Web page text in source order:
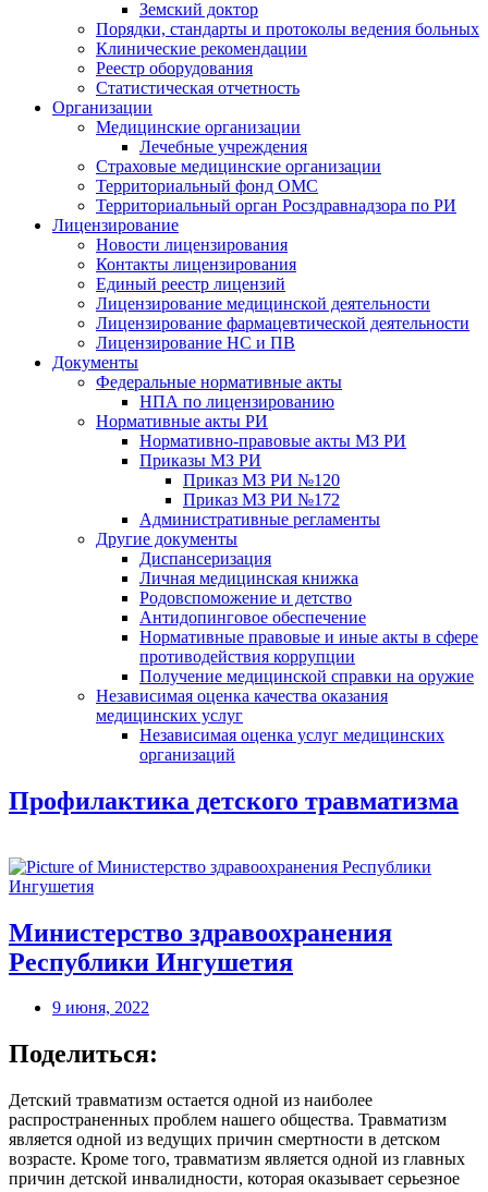
Земский доктор
Порядки, стандарты и протоколы ведения больных
Клинические рекомендации
Реестр оборудования
Статистическая отчетность
Организации
Медицинские организации
Лечебные учреждения
Страховые медицинские организации
Территориальный фонд ОМС
Территориальный орган Росздравнадзора по РИ
Лицензирование
Новости лицензирования
Контакты лицензирования
Единый реестр лицензий
Лицензирование медицинской деятельности
Лицензирование фармацевтической деятельности
Лицензирование НС и ПВ
Документы
Федеральные нормативные акты
НПА по лицензированию
Нормативные акты РИ
Нормативно-правовые акты МЗ РИ
Приказы МЗ РИ
Приказ МЗ РИ №120
Приказ МЗ РИ №172
Административные регламенты
Другие документы
Диспансеризация
Личная медицинская книжка
Родовспоможение и детство
Антидопинговое обеспечение
Нормативные правовые и иные акты в сфере
противодействия коррупции
Получение медицинской справки на оружие
Независимая оценка качества оказания
медицинских услуг
Независимая оценка услуг медицинскиx
организаций
Профилактика детского травматизма
Министерство здравоохранения
Республики Ингушетия
9 июня, 2022
Поделиться:
Детский травматизм остается одной из наиболее
распространенных проблем нашего общества. Травматизм
является одной из ведущих причин смертности в детском
возрасте. Кроме того, травматизм является одной из главных
причин детской инвалидности, которая оказывает серьезное